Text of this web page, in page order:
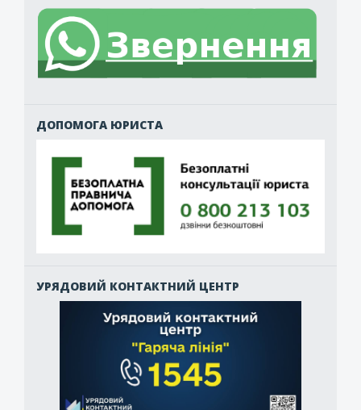
ДОПОМОГА ЮРИСТА
УРЯДОВИЙ КОНТАКТНИЙ ЦЕНТР